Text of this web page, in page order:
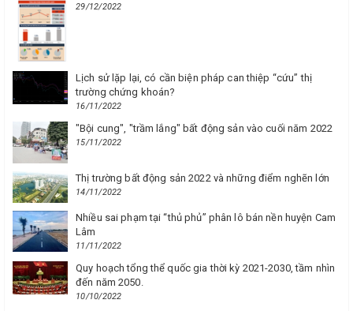
29/12/2022
Lịch sử lặp lại, có cần biện pháp can thiệp “cứu” thị
trường chứng khoán?
16/11/2022
"Bội cung", "trầm lắng" bất động sản vào cuối năm 2022
15/11/2022
Thị trường bất động sản 2022 và những điểm nghẽn lớn
14/11/2022
Nhiều sai phạm tại “thủ phủ” phân lô bán nền huyện Cam
Lâm
11/11/2022
Quy hoạch tổng thể quốc gia thời kỳ 2021-2030, tầm nhìn
đến năm 2050.
10/10/2022